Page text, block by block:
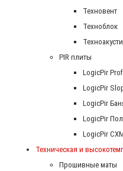
Техновент
Техноблок
PIR плиты
LogicPir Prof
LogicPir
LogicPir
LogicPir Пол
LogicPir
Техническая и
Прошивные маты